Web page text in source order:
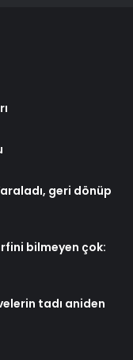
geri dönüp
bilmeyen çok:
tadı aniden